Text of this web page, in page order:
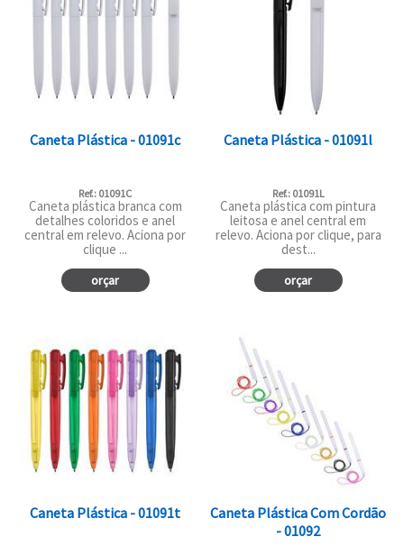
Caneta Plástica - 01091c
Ref.: 01091C
Caneta plástica branca com
detalhes coloridos e anel
central em relevo. Aciona por
clique ...
orçar
Caneta Plástica - 01091l
Ref.: 01091L
Caneta plástica com pintura
leitosa e anel central em
relevo. Aciona por clique, para
dest...
orçar
Caneta Plástica - 01091t
Caneta Plástica Com Cordão
- 01092